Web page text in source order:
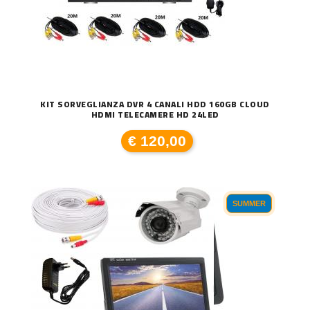
KIT SORVEGLIANZA DVR 4 CANALI HDD 160GB CLOUD
HDMI TELECAMERE HD 24LED
€ 120,00
SUMMER